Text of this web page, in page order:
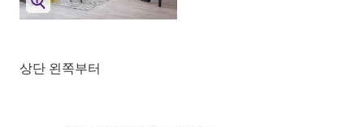
상단 왼쪽부터